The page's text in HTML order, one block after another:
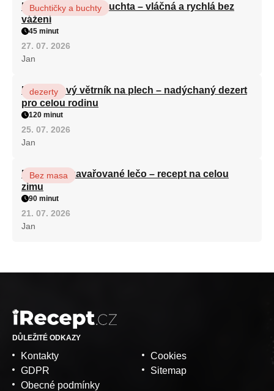
Hrnková maková buchta – vláčná a rychlá bez
vážení
Buchtičky a buchty
45 minut
27. 07. 2026
Jan
Karamelový větrník na plech – nadýchaný dezert
pro celou rodinu
dezerty
120 minut
25. 07. 2026
Jan
Babiččino zavařované lečo – recept na celou
zimu
Bez masa
90 minut
21. 07. 2026
Jan
DŮLEŽITÉ ODKAZY
Kontakty
GDPR
Obecné podmínky
Cookies
Sitemap